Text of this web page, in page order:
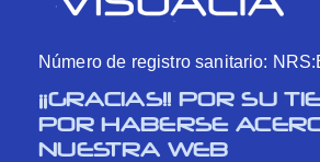
Número de registro sanitario:
¡¡GRACIAS!! POR SU
POR HABERSE
NUESTRA WEB